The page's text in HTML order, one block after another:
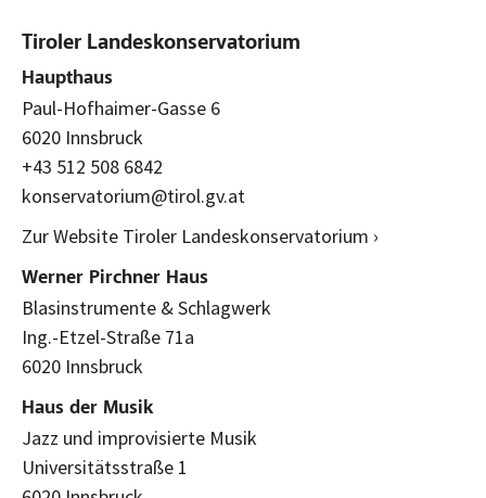
Tiroler Landeskonservatorium
Haupthaus
Paul-Hofhaimer-Gasse 6
6020 Innsbruck
+43 512 508 6842
konservatorium@tirol.gv.at
Zur Website Tiroler Landeskonservatorium ›
Werner Pirchner Haus
Blasinstrumente & Schlagwerk
Ing.-Etzel-Straße 71a
6020 Innsbruck
Haus der Musik
Jazz und improvisierte Musik
Universitätsstraße 1